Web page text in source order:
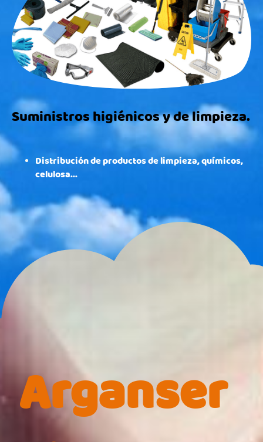
Suministros higiénicos y de limpieza.
Distribución de productos de limpieza, químicos,
celulosa...
Arganser